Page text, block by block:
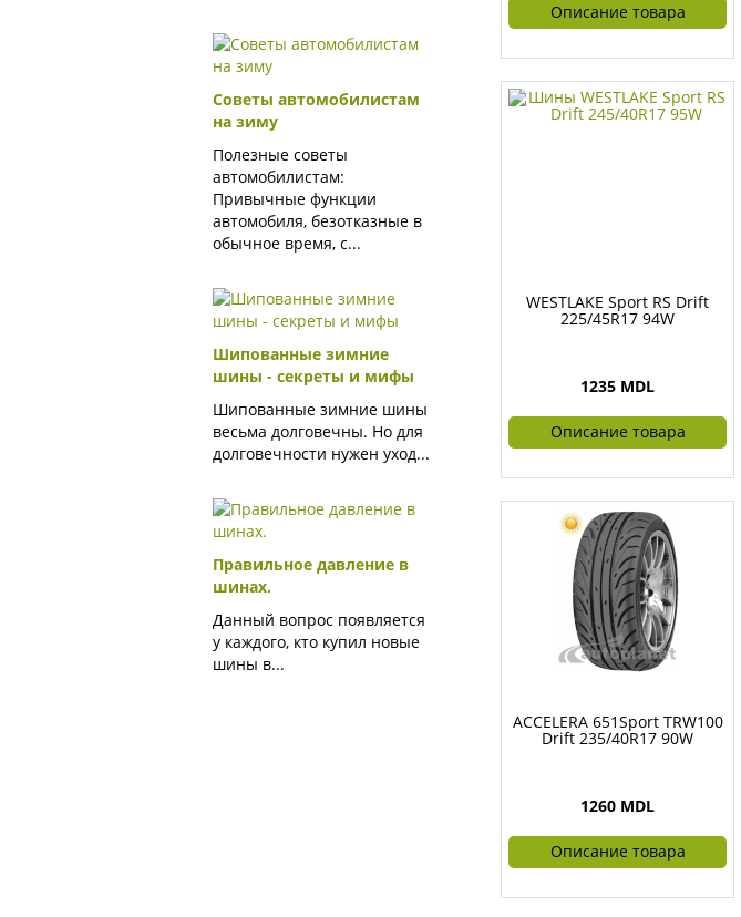
Советы автомобилистам
на зиму
Полезные советы
автомобилистам:
Привычные функции
автомобиля, безотказные в
обычное время, с...
Шипованные зимние
шины - секреты и мифы
Шипованные зимние шины
весьма долговечны. Но для
долговечности нужен уход...
Правильное давление в
шинах.
Данный вопрос появляется
у каждого, кто купил новые
шины в...
Описание товара
WESTLAKE Sport RS Drift
225/45R17 94W
1235 MDL
Описание товара
ACCELERA 651Sport TRW100
Drift 235/40R17 90W
1260 MDL
Описание товара